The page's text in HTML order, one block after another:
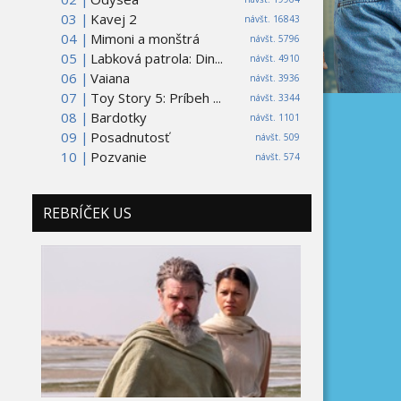
03 |
návšt. 16843
Kavej 2
04 |
návšt. 5796
Mimoni a monštrá
05 |
návšt. 4910
Labková patrola: Din...
06 |
návšt. 3936
Vaiana
07 |
návšt. 3344
Toy Story 5: Príbeh ...
08 |
návšt. 1101
Bardotky
09 |
návšt. 509
Posadnutosť
10 |
návšt. 574
Pozvanie
REBRÍČEK US